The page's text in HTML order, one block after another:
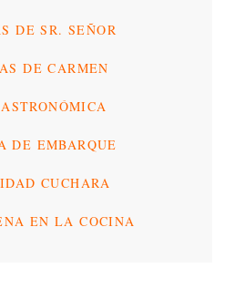
DE SR. SEÑOR
DE CARMEN
DE EMBARQUE
CUCHARA
EN LA COCINA